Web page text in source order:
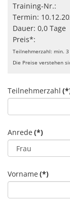
Training-Nr.:
Termin:
Dauer: 0,0 Tage
Preis*:
Teilnehmerzahl: min.
Die Preise verstehen
Teilnehmerzahl
Anrede(*)
Vorname(*)